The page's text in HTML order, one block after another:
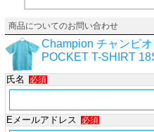
商品についてのお問い合わせ
Champion チャンピ
POCKET T-SHIRT
氏名 必須
Eメールアドレス 必須